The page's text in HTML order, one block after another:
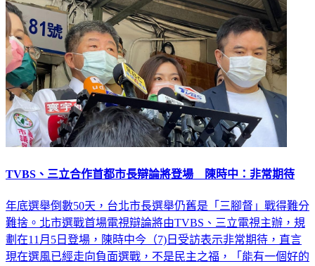
TVBS、三立合作首都市長辯論將登場 陳時中：非常期待
年底選舉倒數50天，台北市長選舉仍舊是「三腳督」戰得難分
難捨。北市選戰首場電視辯論將由TVBS、三立電視主辦，規
劃在11月5日登場，陳時中今（7)日受訪表示非常期待，直言
現在選風已經走向負面選戰，不是民主之福，「能有一個好的